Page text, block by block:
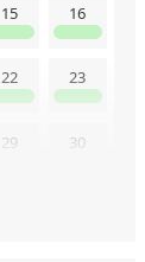
15 16
22 23
29 30